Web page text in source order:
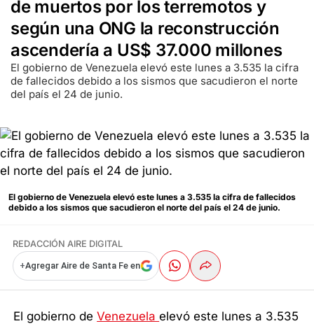
de muertos por los terremotos y
según una ONG la reconstrucción
ascendería a US$ 37.000 millones
El gobierno de Venezuela elevó este lunes a 3.535 la cifra
de fallecidos debido a los sismos que sacudieron el norte
del país el 24 de junio.
El gobierno de Venezuela elevó este lunes a 3.535 la cifra de fallecidos
debido a los sismos que sacudieron el norte del país el 24 de junio.
REDACCIÓN AIRE DIGITAL
+Agregar Aire de Santa Fe en
El gobierno deVenezuelaelevó este lunes a 3.535